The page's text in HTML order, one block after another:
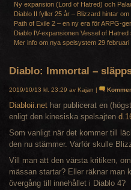
Ny expansion (Lord of Hatred) och
Diablo II fyller 25 år – Blizzard hintar om
Path of Exile 2 – en ny era för ARPG-
Diablo IV-expansionen Vessel of
Mer info om nya spelsystem 29 februari
Diablo: Immortal –
2019/10/13 kl. 23:29 av Kajan |
Diabloii.net har publicerat en
enligt den kinesiska spelsajten
Som vanligt när det kommer till
den nu stämmer. Varför skulle
Vill man att den värsta kritiken,
mässan startar? Eller räknar man
övergång till innehållet i Diablo 4?